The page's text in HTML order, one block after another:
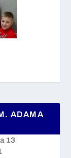
ADAMA
13